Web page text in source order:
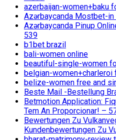
azerbaijan-women+baku
Azərbaycanda Mostbet-
Azərbaycanda Pinup
539
b1bet brazil
bali-women online
beautiful-single-women
belgian-
belize-women free and
Beste Mail -Bestellung
Betmotion Application:
Tem An Proporcionar! –
Bewertungen Zu
Kundenbewertungen Zu